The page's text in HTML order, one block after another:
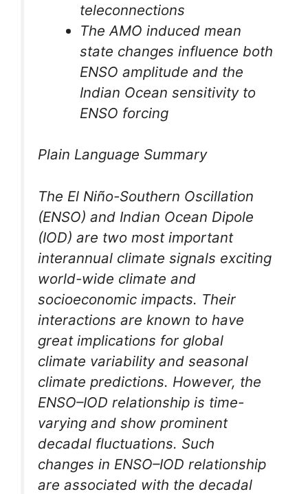
teleconnections
The AMO induced mean
state changes influence both
ENSO amplitude and the
Indian Ocean sensitivity to
ENSO forcing
Plain Language Summary
The El Niño-Southern Oscillation
(ENSO) and Indian Ocean Dipole
(IOD) are two most important
interannual climate signals exciting
world-wide climate and
socioeconomic impacts. Their
interactions are known to have
great implications for global
climate variability and seasonal
climate predictions. However, the
ENSO–IOD relationship is time-
varying and show prominent
decadal fluctuations. Such
changes in ENSO–IOD relationship
are associated with the decadal